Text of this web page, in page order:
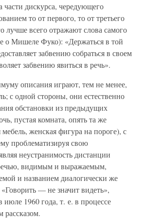
части дискурса, чередующего
то от первого, то от третьего
лучше всего отражают слова самого
о Мишеле Фуко): «Держаться в той
забвению собраться в своем
забвению явиться в речь».
описания играют, тем не менее,
с одной стороны, они естественно
обстановки из предыдущих
пустая комната, опять та же
женская фигура на пороге), с
проблематизируя свою
неустранимость дистанции
видимым и выражаемым,
и названием диалогически же
— не значит видеть»,
июле 1960 года, т. е. в процессе
рассказом.